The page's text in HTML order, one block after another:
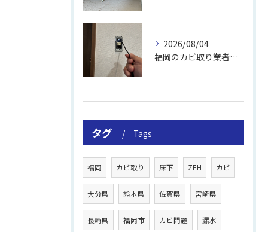
2026/08/04
福岡のカビ取り業者おすすめの選び方と費用
タグ Tags
福岡 カビ取り 床下 ZEH カビ
大分県 熊本県 佐賀県 宮崎県
長崎県 福岡市 カビ問題 漏水